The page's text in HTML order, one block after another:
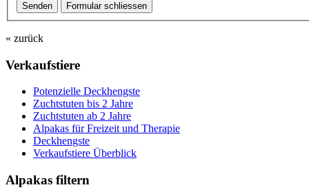
Senden Formular schliessen
« zurück
Verkaufstiere
Po­ten­zi­elle Deckhengste
Zuchtstuten bis 2 Jahre
Zuchtstuten ab 2 Jahre
Alpakas für Freizeit und Therapie
Deckhengste
Verkaufstiere Überblick
Alpakas filtern